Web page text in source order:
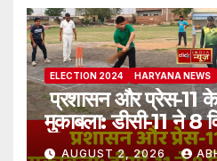
ELECTION 2024 HARYANA NEWS
प्रशासन और प्रेस-11
मुकाबला: डीसी-11 ने 8
जीतAUGUST 2, 2026